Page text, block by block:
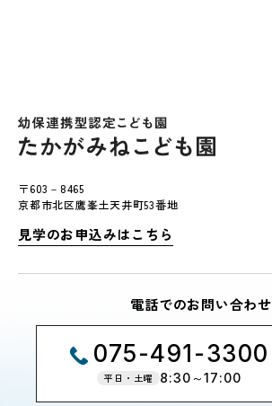
〒603－8465
京都市北区鷹峯土天井町53番地
見学のお申込みはこちら
電話でのお問い合わせ
075-491-3300
平日・土曜 8:30～17:00